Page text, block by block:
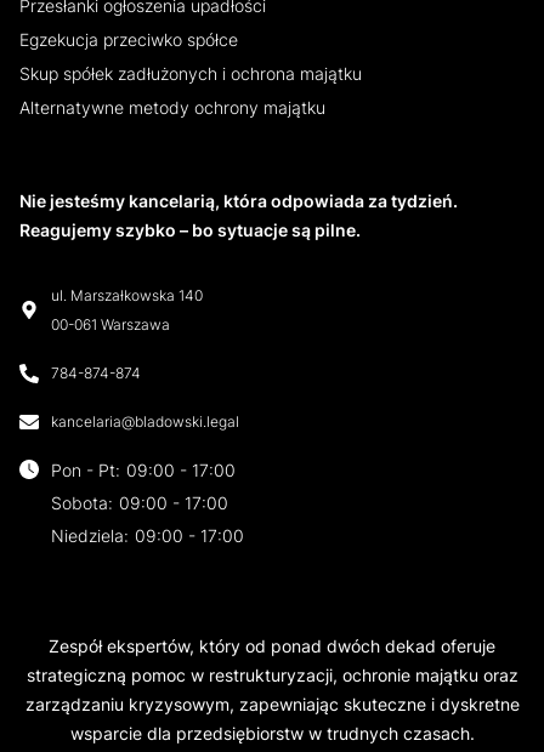
Zespół ekspertów, który od ponad dwóch dekad oferuje
strategiczną pomoc w restrukturyzacji, ochronie majątku oraz
zarządzaniu kryzysowym, zapewniając skuteczne i dyskretne
wsparcie dla przedsiębiorstw w trudnych czasach.
Nie jesteśmy kancelarią, która odpowiada za tydzień.
Reagujemy szybko – bo sytuacje są pilne.
ul. Marszałkowska 140
00-061 Warszawa
784-874-874
kancelaria@bladowski.legal
Pon - Pt: 09:00 - 17:00
Sobota: 09:00 - 17:00
Niedziela: 09:00 - 17:00
Przesłanki ogłoszenia upadłości
Egzekucja przeciwko spółce
Skup spółek zadłużonych i ochrona majątku
Alternatywne metody ochrony majątku